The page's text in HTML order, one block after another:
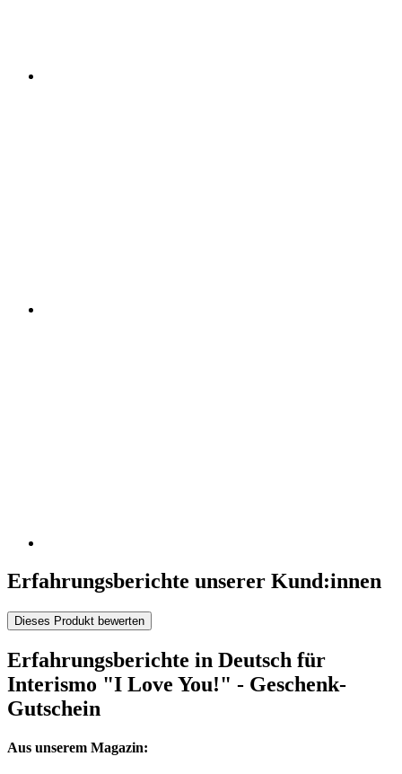
Erfahrungsberichte unserer Kund:innen
Dieses Produkt bewerten
Erfahrungsberichte in Deutsch für
Interismo "I Love You!" - Geschenk-
Gutschein
Aus unserem Magazin: